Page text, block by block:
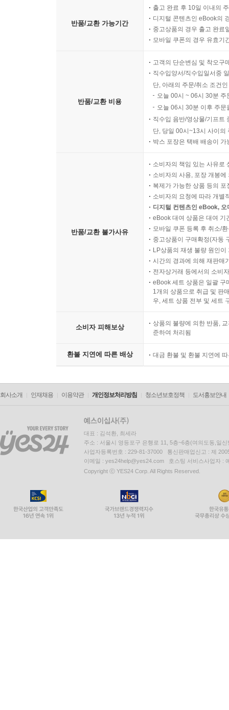
반품/교환 가능기간
출고 완료 후 10일 이내의
디지털 콘텐츠인 eBook의
중고상품의 경우 출고 완료
모바일 쿠폰의 경우 유효기
반품/교환 비용
고객의 단순변심 및 착오구
직수입양서/직수입일서중
단, 아래의 주문/취소 조건
오늘 00시 ~ 06시 30분
오늘 06시 30분 이후 주
직수입 음반/영상물/기프트
단, 당일 00시~13시 사이의
박스 포장은 택배 배송이
반품/교환 불가사유
소비자의 책임 있는 사유로
소비자의 사용, 포장 개봉
복제가 가능한 상품 등의
소비자의 요청에 따라 개별
디지털 컨텐츠인 eBook,
eBook 대여 상품은 대여 기
모바일 쿠폰 등록 후 취소/
중고상품이 구매확정(자동
LP상품의 재생 불량 원인
시간의 경과에 의해 재판매
전자상거래 등에서의 소비
eBook 세트 상품은 일괄 구
1개의 상품으로 취급 및 판
우, 세트 상품 전부 및 세트
소비자 피해보상
상품의 불량에 의한 반품,
준하여 처리됨
환불 지연에 따른 배상 대금 환불 및 환불 지연에
회사소개 인재채용 이용약관 개인정보처리방침 청소년보호정책 도서홍보안내
대표 : 김석환, 최세라
주소 : 서울시 영등포구 은행로 11, 5층~6층(여의도동,일신
사업자등록번호 : 229-81-37000 통신판매업신고 : 제
이메일 : yes24help@yes24.com 호스팅 서비스사업자 :
Copyright ⓒ YES24 Corp. All Rights Reserved.